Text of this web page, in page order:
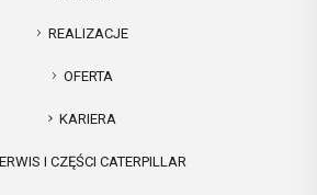
REALIZACJE
OFERTA
KARIERA
I CZĘŚCI CATERPILLAR